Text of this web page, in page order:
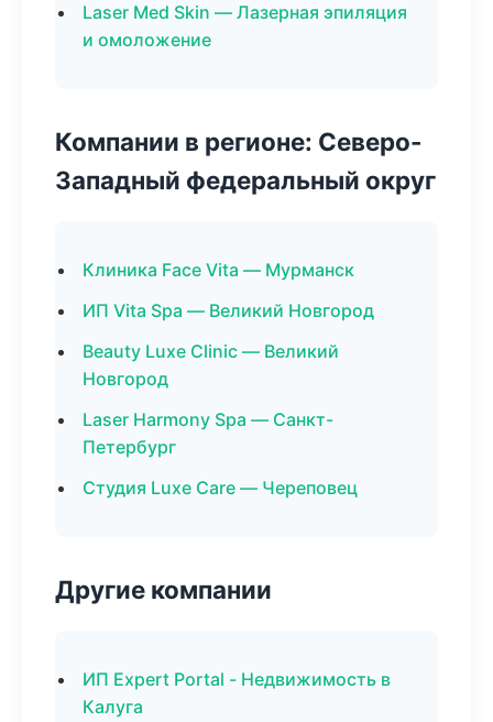
Laser Med Skin — Лазерная эпиляция
и омоложение
Компании в регионе: Северо-
Западный федеральный округ
Клиника Face Vita — Мурманск
ИП Vita Spa — Великий Новгород
Beauty Luxe Clinic — Великий
Новгород
Laser Harmony Spa — Санкт-
Петербург
Студия Luxe Care — Череповец
Другие компании
ИП Expert Portal - Недвижимость в
Калуга